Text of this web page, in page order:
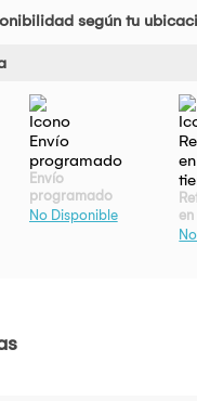
según tu
Envío
programado
No Disponible